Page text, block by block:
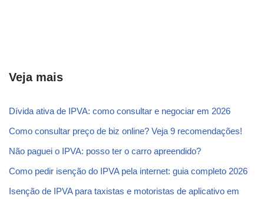
Veja mais
Dívida ativa de IPVA: como consultar e negociar em 2026
Como consultar preço de biz online? Veja 9 recomendações!
Não paguei o IPVA: posso ter o carro apreendido?
Como pedir isenção do IPVA pela internet: guia completo 2026
Isenção de IPVA para taxistas e motoristas de aplicativo em